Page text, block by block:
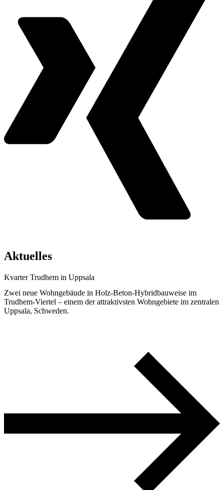
Aktuelles
Kvarter Trudhem in Uppsala
Zwei neue Wohngebäude in Holz-Beton-Hybridbauweise im
Trudhem-Viertel – einem der attraktivsten Wohngebiete im zentralen
Uppsala, Schweden.